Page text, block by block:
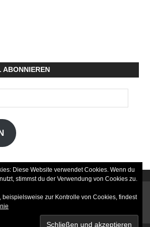
ABONNIEREN
Diese Website verwendet Cookies. Wenn du
stimmst du der Verwendung von Cookies zu.
beispielsweise zur Kontrolle von Cookies, findest